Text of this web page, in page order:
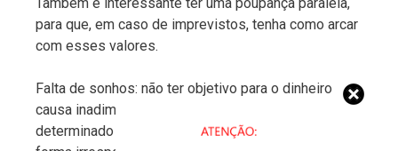
para que, em caso de imprevistos, tenha como arcar
com esses valores.
Falta de sonhos: não ter objetivo para o dinheiro
causa inadimplência. Se a pessoa não tem
determinado o objetivo para o dinheiro, gastará de